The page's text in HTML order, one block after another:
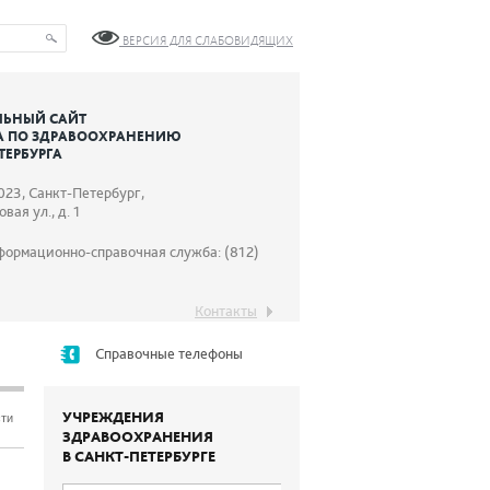
ВЕРСИЯ ДЛЯ СЛАБОВИДЯЩИХ
САЙТ
ПО ЗДРАВООХРАНЕНИЮ
Санкт-Петербург,
ул., д. 1
справочная служба: (812)
Контакты
Справочные телефоны
УЧРЕЖДЕНИЯ
ЗДРАВООХРАНЕНИЯ
В САНКТ-ПЕТЕРБУРГЕ